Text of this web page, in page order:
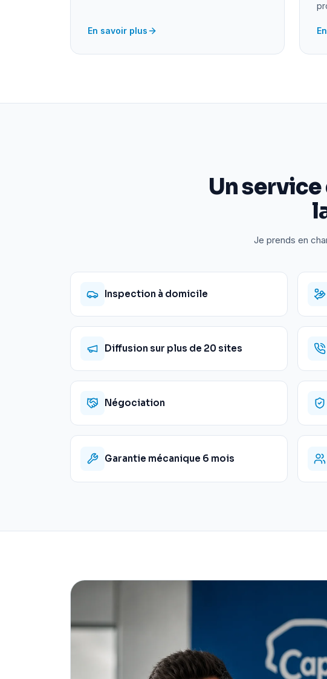
En savoir plus
Un
Je prends en
Inspection à domicile
Diffusion sur plus de 20 sites
Négociation
Garantie mécanique 6 mois